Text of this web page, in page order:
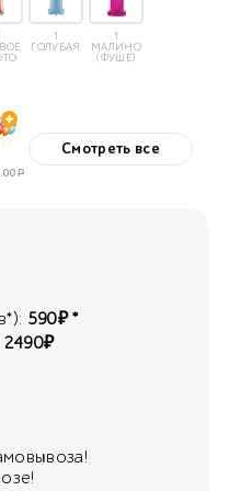
1
ГОЛУБАЯ
1
МАЛИНОВАЯ
(ФУШЕ)
Р
Смотреть все
590₽ *
2490₽